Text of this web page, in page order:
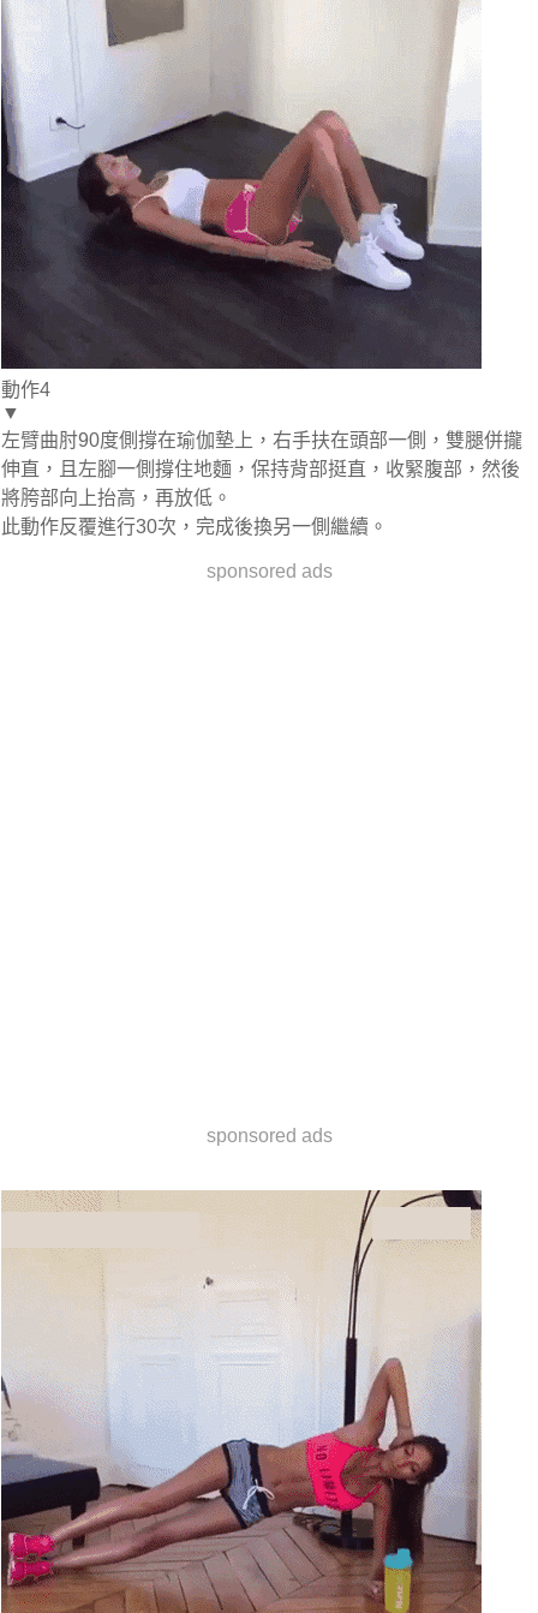
動作4
▼
左臂曲肘90度側撐在瑜伽墊上，右手扶在頭部一側，雙腿併攏
伸直，且左腳一側撐住地麵，保持背部挺直，收緊腹部，然後
將胯部向上抬高，再放低。
此動作反覆進行30次，完成後換另一側繼續。
sponsored ads
sponsored ads